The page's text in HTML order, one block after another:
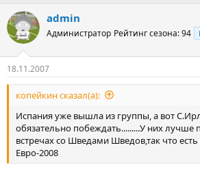
admin
Администратор Рейтинг сезона: 94
18.11.2007
копейкин сказал(а):
Испания уже вышла из группы, а вот
обязательно побеждать.........У них лучше
встречах со Шведами Шведов,так что
Евро-2008